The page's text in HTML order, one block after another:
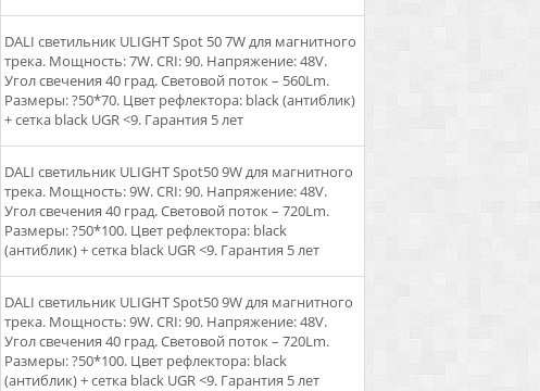
DALI cветильник ULIGHT Spot 50 7W для магнитного
трека. Мощность: 7W. CRI: 90. Напряжение: 48V.
Угол свечения 40 град. Световой поток – 560Lm.
Размеры: ?50*70. Цвет рефлектора: black (антиблик)
+ сетка black UGR <9. Гарантия 5 лет
DALI cветильник ULIGHT Spot50 9W для магнитного
трека. Мощность: 9W. CRI: 90. Напряжение: 48V.
Угол свечения 40 град. Световой поток – 720Lm.
Размеры: ?50*100. Цвет рефлектора: black
(антиблик) + сетка black UGR <9. Гарантия 5 лет
DALI cветильник ULIGHT Spot50 9W для магнитного
трека. Мощность: 9W. CRI: 90. Напряжение: 48V.
Угол свечения 40 град. Световой поток – 720Lm.
Размеры: ?50*100. Цвет рефлектора: black
(антиблик) + сетка black UGR <9. Гарантия 5 лет